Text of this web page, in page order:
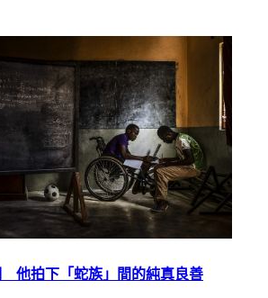
他拍下「蛇族」間的純真良善